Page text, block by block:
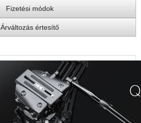
Fizetési módok
Árváltozás értesítő